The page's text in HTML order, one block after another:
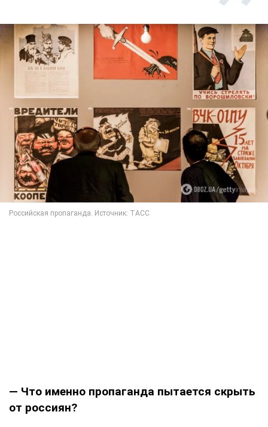
— Что именно пропаганда пытается скрыть
от россиян?